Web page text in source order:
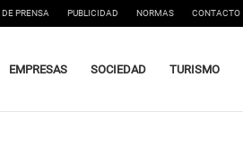
PRENSA PUBLICIDAD NORMAS CONTACTO
EMPRESAS SOCIEDAD TURISMO